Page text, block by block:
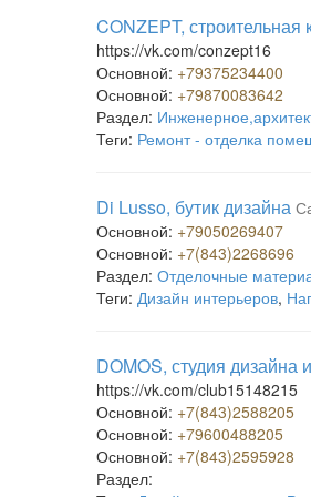
CONZEPT, строительная
https://vk.com/conzept16
Основной: +79375234400
Основной: +79870083642
Раздел:
Теги: Ремонт - отделка
Di Lusso, бутик дизайна
Основной: +79050269407
Основной: +7(843)2268696
Раздел: Отделочные
Теги: Дизайн интерьеров,
DOMOS, студия дизайна
https://vk.com/club15148215
Основной: +7(843)2588205
Основной: +79600488205
Основной: +7(843)2595928
Раздел: